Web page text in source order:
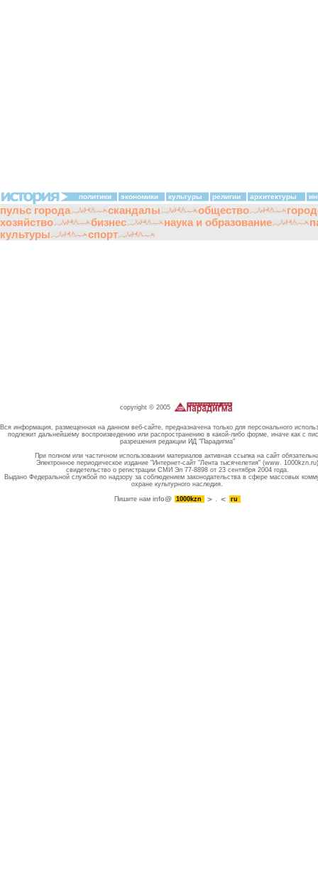
политики экономики культуры религии архитектуры
пульс города скандалы общество
хозяйство
бизнес наука и образование
культуры
спорт
copyright © 2005
Вся информация, размещенная на данном веб-сайте, предназначена только для персонального
подлежит дальнейшему воспроизведению или распространению в какой-либо форме, иначе как с
разрешения редакции ИД "Парадигма"
При полном или частичном использовании материалов активная ссылка на сайт
Электронное периодическое издание "Интернет-сайт "Лента тысячелетия" (www. 1000kzn.ru)
свидетельство о регистрации СМИ Эл 77-8898 от 23 сентября 2004 года.
Выдано Федеральной службой по надзору за соблюдением законодательства в сфере массовых
охране культурного наследия.
Пишите намinfo@ 1000kzn . ru